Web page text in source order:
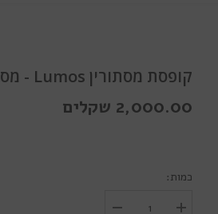
או לבקר בדף קופסת מסתורין Lumos - מסתורין אינסופי
2,000.00 שקלים
כמות: